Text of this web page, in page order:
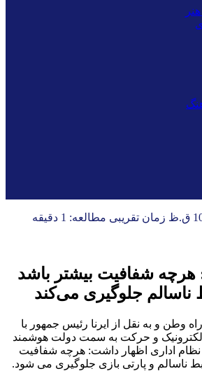
زمان تقریبی مطالعه: 1 دقیقه
هرچه شفافیت بیشتر باشد
ناسالم جلوگیری می‌کند
وطن و به نقل از ایرنا رئیس جمهور با
الکترونیک و حرکت به سمت دولت هوشمند
اداری اظهار داشت: هرچه شفافیت
ناسالم و پارتی بازی جلوگیری می شود.